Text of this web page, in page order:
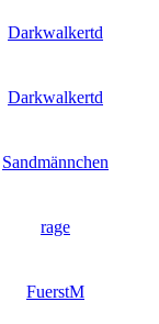
Darkwalkertd
Darkwalkertd
Sandmännchen
rage
FuerstM